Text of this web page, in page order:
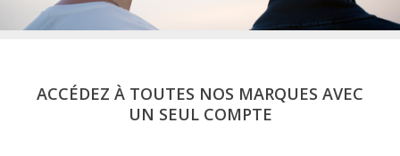
ACCÉDEZ À TOUTES NOS MARQUES AVEC
UN SEUL COMPTE